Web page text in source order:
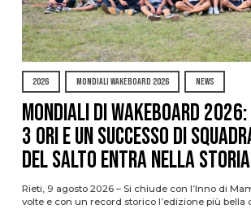
2026 MONDIALI WAKEBOARD 2026 NEWS
Mondiali di Wakeboard
3 ori e un successo di
del Salto entra nella storia
Rieti, 9 agosto 2026 – Si chiude con l’Inno di
volte e con un record storico l’edizione più bella